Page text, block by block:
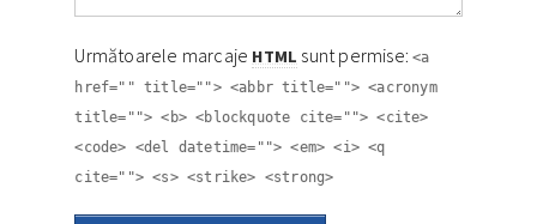
Următoarele marcaje HTML sunt permise:<a
href="" title=""> <abbr title=""> <acronym
title=""> <b> <blockquote cite=""> <cite>
<code> <del datetime=""> <em> <i> <q
cite=""> <s> <strike> <strong>